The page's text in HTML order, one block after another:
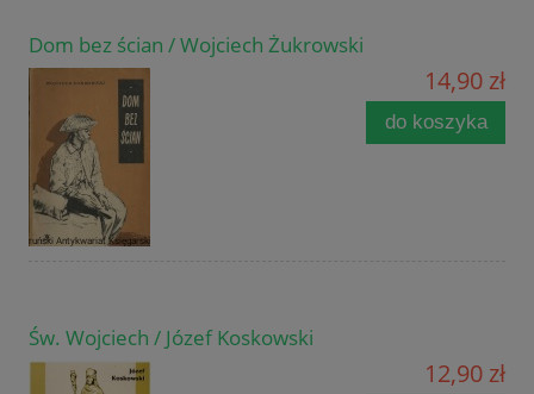
Dom bez ścian / Wojciech Żukrowski
14,90 zł
do koszyka
Św. Wojciech / Józef Koskowski
12,90 zł